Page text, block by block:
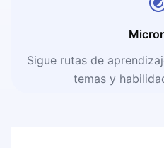
Sigue rutas de
temas y